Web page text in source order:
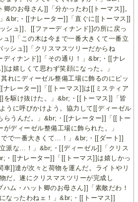
卿のお母さん]]「分かったわ[[トーマス]]。
&br;・[[ナレーター]]「直ぐに[[トーマス]]
シュ]]、[[ファーディナンド]]の所に戻っ
ュ]]「この木は今まで一番大きくて一番立
シュ]]「クリスマスツリーだからね
ディナンド]]「その通り！」&br;・[[ナレ
は嬉しくて思わず笑顔になった。」
れにディーゼル整備工場に飾るのにピッ
ナレーター]]「[[トーマス]]は[[ミスティア
を駆け抜けた。」&br;・[[トーマス]]「皆
うに呼びかけよう。協力して[[ディーゼル
らうんだ。」&br;・[[ナレーター]]「[[トー
ディーゼル整備工場に飾られた。」
で一番大きくて…！」&br;・[[ダート]]
立派な…！」&br;・[[ディーゼル]]「クリス
・[[ナレーター]]「[[トーマス]]は嬉しかっ
車]]達が次々と荷物を運んだ。ライトやリ
だ。遂にクリスマスツリーが完成し
ム・ハット卿のお母さん]]「素敵だわ！
なったわねェ！」&br;・[[トーマス]]